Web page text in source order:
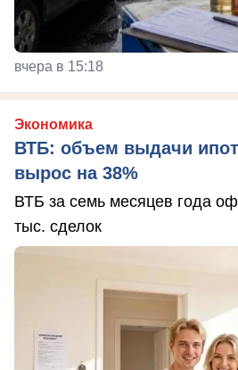
вчера в 15:18
Экономика
ВТБ: объем выдачи
вырос на 38%
ВТБ за семь месяцев года
тыс. сделок